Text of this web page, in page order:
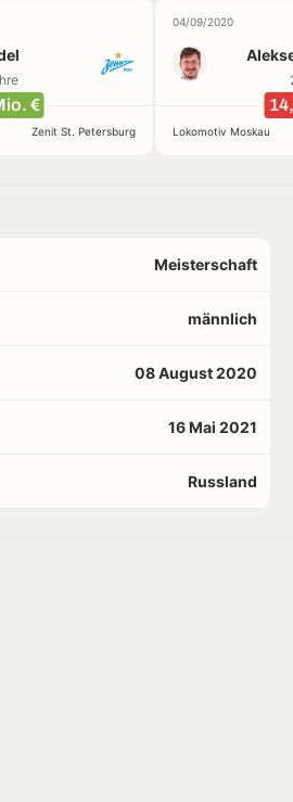
€
Zenit St. Petersburg
04/09/2020
Lokomotiv Moskau
Meisterschaft
männlich
08 August 2020
16 Mai 2021
Russland